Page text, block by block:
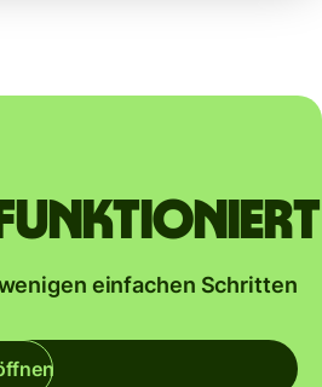
funktioniert
einfachen Schritten